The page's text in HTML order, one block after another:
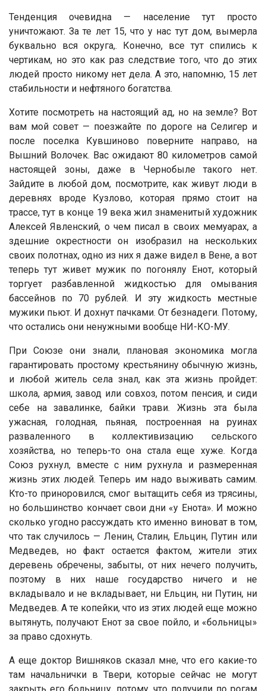
Тенденция очевидна — население тут просто
уничтожают. За те лет 15, что у нас тут дом, вымерла
буквально вся округа,. Конечно, все тут спились к
чертикам, но это как раз следствие того, что до этих
людей просто никому нет дела. А это, напомню, 15 лет
стабильности и нефтяного богатства.
Хотите посмотреть на настоящий ад, но на земле? Вот
вам мой совет — поезжайте по дороге на Селигер и
после поселка Кувшиново поверните направо, на
Вышний Волочек. Вас ожидают 80 километров самой
настоящей зоны, даже в Чернобыле такого нет.
Зайдите в любой дом, посмотрите, как живут люди в
деревнях вроде Кузлово, которая прямо стоит на
трассе, тут в конце 19 века жил знаменитый художник
Алексей Явленский, о чем писал в своих мемуарах, а
здешние окрестности он изобразил на нескольких
своих полотнах, одно из них я даже видел в Вене, а вот
теперь тут живет мужик по погонялу Енот, который
торгует разбавленной жидкостью для омывания
бассейнов по 70 рублей. И эту жидкость местные
мужики пьют. И дохнут пачками. От безнадеги. Потому,
что остались они ненужными вообще НИ-КО-МУ.
При Союзе они знали, плановая экономика могла
гарантировать простому крестьянину обычную жизнь,
и любой житель села знал, как эта жизнь пройдет:
школа, армия, завод или совхоз, потом пенсия, и сиди
себе на завалинке, байки трави. Жизнь эта была
ужасная, голодная, пьяная, построенная на руинах
разваленного в коллективизацию сельского
хозяйства, но теперь-то она стала еще хуже. Когда
Союз рухнул, вместе с ним рухнула и размеренная
жизнь этих людей. Теперь им надо выживать самим.
Кто-то приноровился, смог вытащить себя из трясины,
но большинство кончает свои дни «у Енота». И можно
сколько угодно рассуждать кто именно виноват в том,
что так случилось — Ленин, Сталин, Ельцин, Путин или
Медведев, но факт остается фактом, жители этих
деревень обречены, забыты, от них нечего получить,
поэтому в них наше государство ничего и не
вкладывало и не вкладывает, ни Ельцин, ни Путин, ни
Медведев. А те копейки, что из этих людей еще можно
вытянуть, получают Енот за свое пойло, и «больницы»
за право сдохнуть.
А еще доктор Вишняков сказал мне, что его какие-то
там начальнички в Твери, которые сейчас не могут